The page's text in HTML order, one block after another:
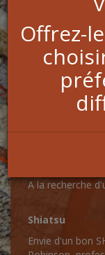
YOGA ET
STABILITÉ!
ACTUALITÉS
A la recherche
Shiatsu
Envie d'un bon
Offrez-